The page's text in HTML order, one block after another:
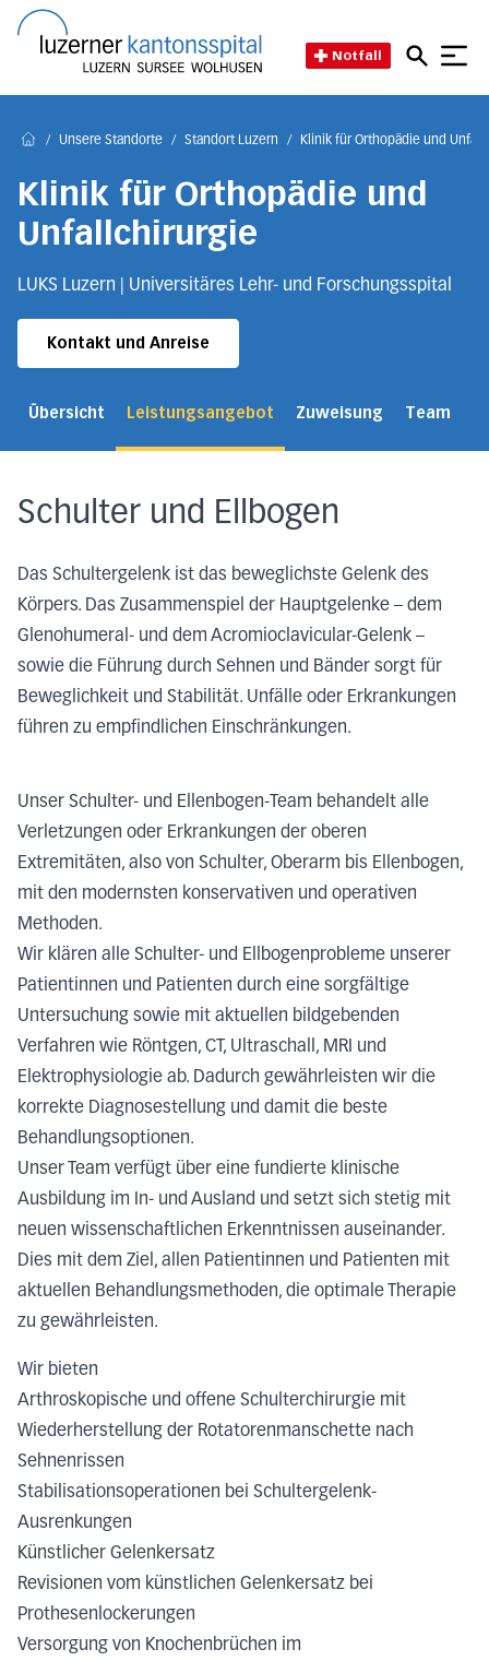
Notfall
/ Unsere Standorte / Standort Luzern / Klinik für Orthopädie und
Klinik für Orthopädie und
Unfallchirurgie
LUKS Luzern | Universitäres Lehr- und Forschungsspital
Kontakt und Anreise
Übersicht Leistungsangebot Zuweisung Team
Schulter und Ellbogen
Das Schultergelenk ist das beweglichste Gelenk des
Körpers. Das Zusammenspiel der Hauptgelenke – dem
Glenohumeral- und dem Acromioclavicular-Gelenk –
sowie die Führung durch Sehnen und Bänder sorgt für
Beweglichkeit und Stabilität. Unfälle oder Erkrankungen
führen zu empfindlichen Einschränkungen.
Unser Schulter- und Ellenbogen-Team behandelt alle
Verletzungen oder Erkrankungen der oberen
Extremitäten, also von Schulter, Oberarm bis Ellenbogen,
mit den modernsten konservativen und operativen
Methoden.
Wir klären alle Schulter- und Ellbogenprobleme unserer
Patientinnen und Patienten durch eine sorgfältige
Untersuchung sowie mit aktuellen bildgebenden
Verfahren wie Röntgen, CT, Ultraschall, MRI und
Elektrophysiologie ab. Dadurch gewährleisten wir die
korrekte Diagnosestellung und damit die beste
Behandlungsoptionen.
Unser Team verfügt über eine fundierte klinische
Ausbildung im In- und Ausland und setzt sich stetig mit
neuen wissenschaftlichen Erkenntnissen auseinander.
Dies mit dem Ziel, allen Patientinnen und Patienten mit
aktuellen Behandlungsmethoden, die optimale Therapie
zu gewährleisten.
Wir bieten
Arthroskopische und offene Schulterchirurgie mit
Wiederherstellung der Rotatorenmanschette nach
Sehnenrissen
Stabilisationsoperationen bei Schultergelenk-
Ausrenkungen
Künstlicher Gelenkersatz
Revisionen vom künstlichen Gelenkersatz bei
Prothesenlockerungen
Versorgung von Knochenbrüchen im